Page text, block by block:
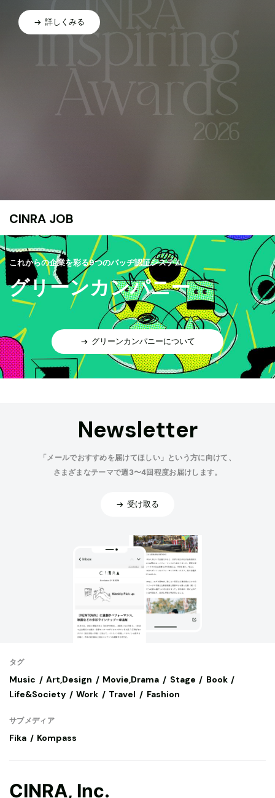
詳しくみる
CINRA JOB
これからの企業を彩る9つのバッヂ認証システム
グリーンカンパニー
グリーンカンパニーについて
Newsletter
「メールでおすすめを届けてほしい」という方に向けて、
さまざまなテーマで週3〜4回程度お届けします。
受け取る
タグ
Music Art,Design Movie,Drama Stage
Book
Life&Society
Work Travel Fashion
サブメディア
Fika Kompass
CINRA, Inc.